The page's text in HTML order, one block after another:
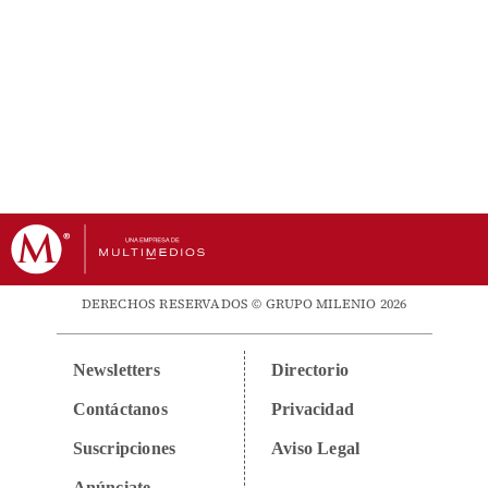
DERECHOS RESERVADOS © GRUPO MILENIO 2026
Newsletters
Contáctanos
Suscripciones
Directorio
Privacidad
Aviso Legal